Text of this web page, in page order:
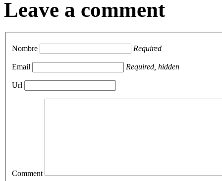
Leave a comment
Nombre Required
Email Required, hidden
Url
Comment